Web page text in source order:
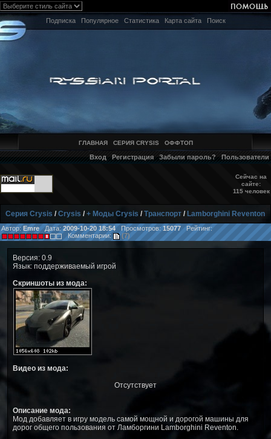
Подписка Популярное Статистика Карта сайта Поиск
ГЛАВНАЯ СЕРИЯ CRYSIS ОФФТОП
Вход Регистрация Забыли пароль? Пользователи
Сейчас на
сайте:
115 человек
Серия Crysis /Crysis /+ Моды Crysis /Транспорт / Lamborghini Reventon
Автор: EmreДата:2009-10-20 18:54Просмотров:15077 Рейтинг:
Комментарии:
(7)
Версия: 0.9
Язык: поддерживаемый игрой
Скриншоты из мода:
Видео из мода:
Отсутствует
Описание мода:
Мод добавляет в игру модель самой мощной и дорогой машины для
дорог общего пользования от Ламборгини Lamborghini Reventon.